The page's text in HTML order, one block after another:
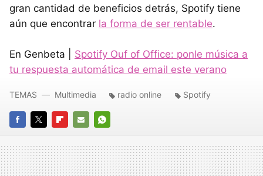
gran cantidad de beneficios detrás, Spotify tiene
aún que encontrar la forma de ser rentable.
En Genbeta | Spotify Ouf of Office: ponle música a
tu respuesta automática de email este verano
FACEBOOK
TWITTERFLIPBOARD
E-
MAIL
WHATSAPP
TEMAS Multimedia radio online Spotify